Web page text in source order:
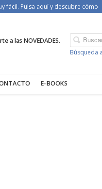
fácil. Pulsa aquí y descubre cómo
Búsqueda
a las NOVEDADES.
E-BOOKS